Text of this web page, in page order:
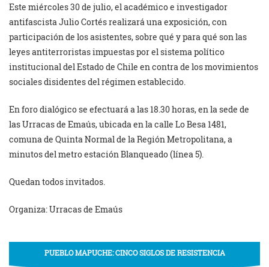
Este miércoles 30 de julio, el académico e investigador
antifascista Julio Cortés realizará una exposición, con
participación de los asistentes, sobre qué y para qué son las
leyes antiterroristas impuestas por el sistema político
institucional del Estado de Chile en contra de los movimientos
sociales disidentes del régimen establecido.
En foro dialógico se efectuará a las 18.30 horas, en la sede de
las Urracas de Emaús, ubicada en la calle Lo Besa 1481,
comuna de Quinta Normal de la Región Metropolitana, a
minutos del metro estación Blanqueado (línea 5).
Quedan todos invitados.
Organiza: Urracas de Emaús
PUEBLO MAPUCHE: CINCO SIGLOS DE RESISTENCIA